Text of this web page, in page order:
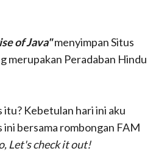
of Java"menyimpan Situs
merupakan Peradaban Hindu
itu? Kebetulan hari ini aku
ini bersama rombongan FAM
Let's check it out!